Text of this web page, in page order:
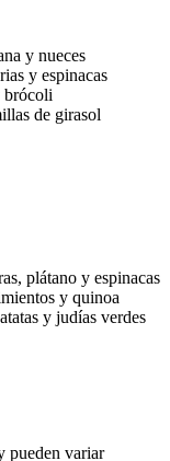
y nueces
y espinacas
brócoli
de girasol
plátano y espinacas
y quinoa
y judías verdes
pueden variar